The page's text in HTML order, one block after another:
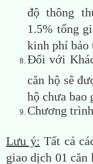
độ thông
1.5% tổng
kinh phí bảo
Đối với
căn hộ sẽ
hộ chưa bao
Chương
Lưu ý: Tất cả
giao dịch 01 căn